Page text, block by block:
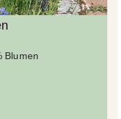
Blumen